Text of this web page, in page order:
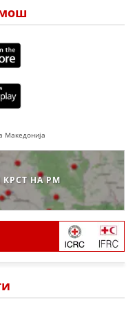
МАТЕРИЈАЛИ
Македонија
НА РМ